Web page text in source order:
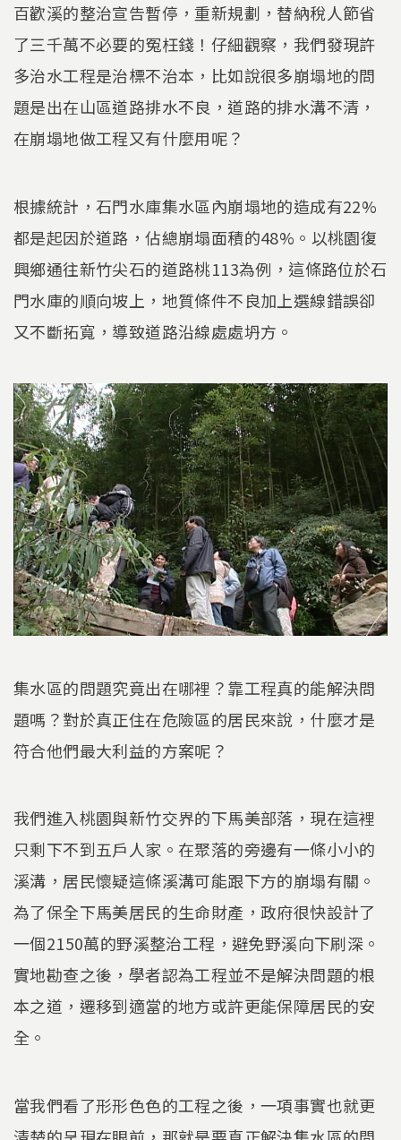
百歡溪的整治宣告暫停，重新規劃，替納稅人節省
了三千萬不必要的冤枉錢！仔細觀察，我們發現許
多治水工程是治標不治本，比如說很多崩塌地的問
題是出在山區道路排水不良，道路的排水溝不清，
在崩塌地做工程又有什麼用呢？
根據統計，石門水庫集水區內崩塌地的造成有22%
都是起因於道路，佔總崩塌面積的48%。以桃園復
興鄉通往新竹尖石的道路桃113為例，這條路位於石
門水庫的順向坡上，地質條件不良加上選線錯誤卻
又不斷拓寬，導致道路沿線處處坍方。
集水區的問題究竟出在哪裡？靠工程真的能解決問
題嗎？對於真正住在危險區的居民來說，什麼才是
符合他們最大利益的方案呢？
我們進入桃園與新竹交界的下馬美部落，現在這裡
只剩下不到五戶人家。在聚落的旁邊有一條小小的
溪溝，居民懷疑這條溪溝可能跟下方的崩塌有關。
為了保全下馬美居民的生命財產，政府很快設計了
一個2150萬的野溪整治工程，避免野溪向下刷深。
實地勘查之後，學者認為工程並不是解決問題的根
本之道，遷移到適當的地方或許更能保障居民的安
全。
當我們看了形形色色的工程之後，一項事實也就更